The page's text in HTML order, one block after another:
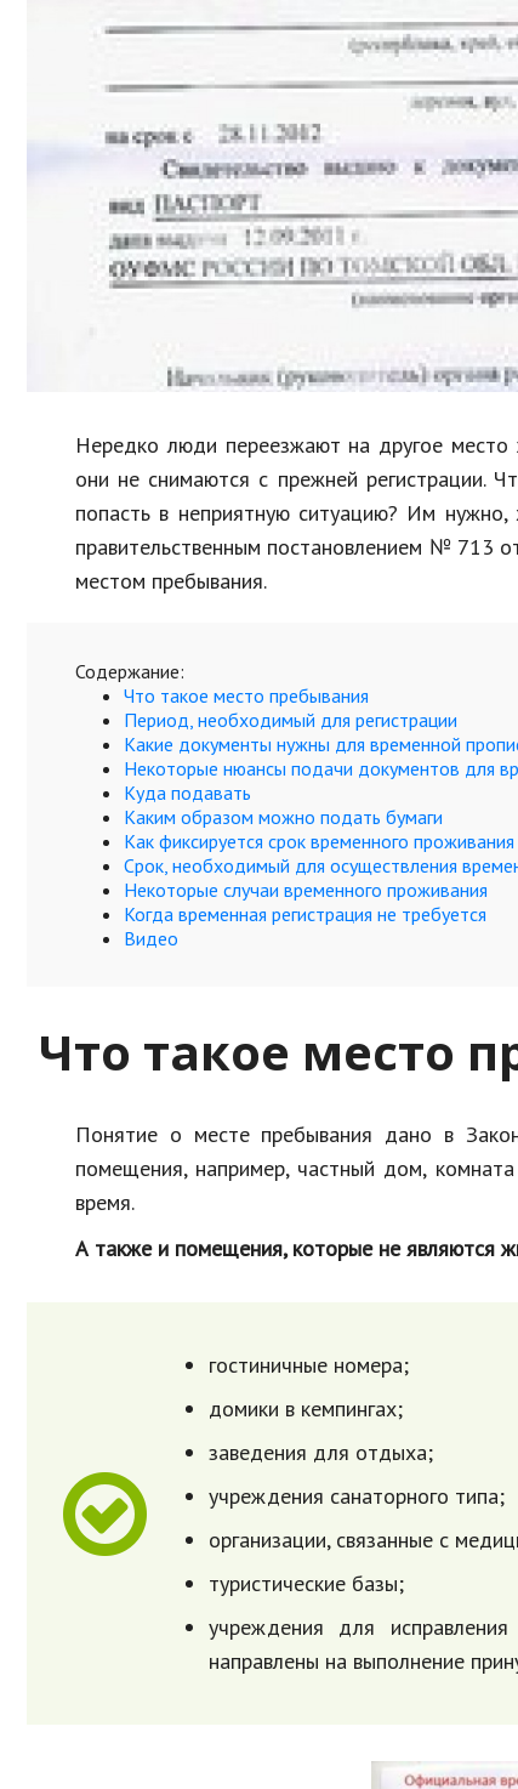
Образование
Авто, мото
Спорт
Знаменитости
Нередко люди переезжают на другое
они не снимаются с прежней регистрации.
попасть в неприятную ситуацию? Им
правительственным постановлением № 713
местом пребывания.
Содержание:
Что такое место пребывания
Период, необходимый для регистрации
Какие документы нужны для временной
Некоторые нюансы подачи документов для
Куда подавать
Каким образом можно подать бумаги
Как фиксируется срок временного проживания
Срок, необходимый для осуществления
Некоторые случаи временного проживания
Когда временная регистрация не требуется
Видео
Что такое место
Понятие о месте пребывания дано в
помещения, например, частный дом,
время.
А также и помещения, которые не являются
гостиничные номера;
домики в кемпингах;
заведения для отдыха;
учреждения санаторного типа;
организации, связанные с
туристические базы;
учреждения для
направлены на выполнение